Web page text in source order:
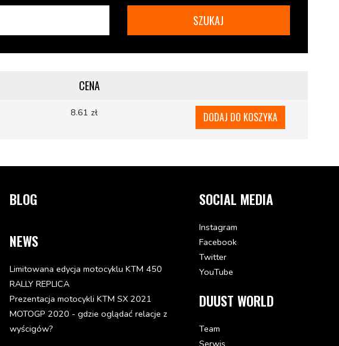
CENA
8.61 zł DODAJ DO KOSZYKA
BLOG
NEWS
Limitowana edycja motocyklu KTM 450
RALLY REPLICA
Prezentacja motocykli KTM SX 2021
MOTOGP 2020 - gdzie oglądać relacje z
wyścigów?
SOCIAL MEDIA
Instagram
Facebook
Twitter
YouTube
DUUST WORLD
Team
Serwis